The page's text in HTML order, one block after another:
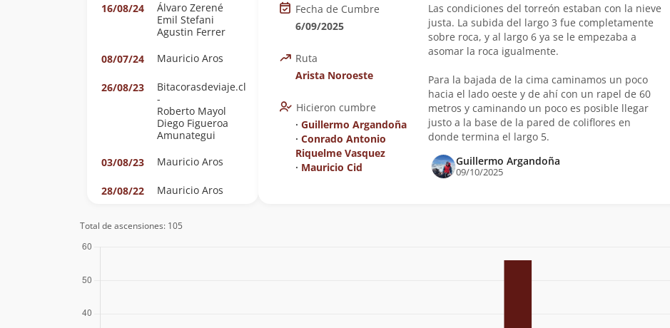
16/08/24
Álvaro Zerené
Emil Stefani
Agustin Ferrer
08/07/24
Mauricio Aros
26/08/23
Bitacorasdeviaje.cl
-
Roberto Mayol
Diego Figueroa
Amunategui
03/08/23
Mauricio Aros
28/08/22 Mauricio Aros
20/09/21
Stephanie Epple
Fecha de Cumbre
6/09/2025
Ruta
Arista Noroeste
Hicieron cumbre
∙ Guillermo Argandoña
∙ Conrado Antonio
Riquelme Vasquez
∙ Mauricio Cid
Las condiciones del torreón estaban con la nieve
justa. La subida del largo 3 fue completamente
sobre roca, y al largo 6 ya se le empezaba a
asomar la roca igualmente.
Para la bajada de la cima caminamos un poco
hacia el lado oeste y de ahí con un rapel de 60
metros y caminando un poco es posible llegar
justo a la base de la pared de coliflores en
donde termina el largo 5.
Guillermo Argandoña
09/10/2025
Total de ascensiones: 105